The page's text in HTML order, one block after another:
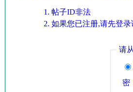
帖子ID非法
如果您已注册,请先登
请
密